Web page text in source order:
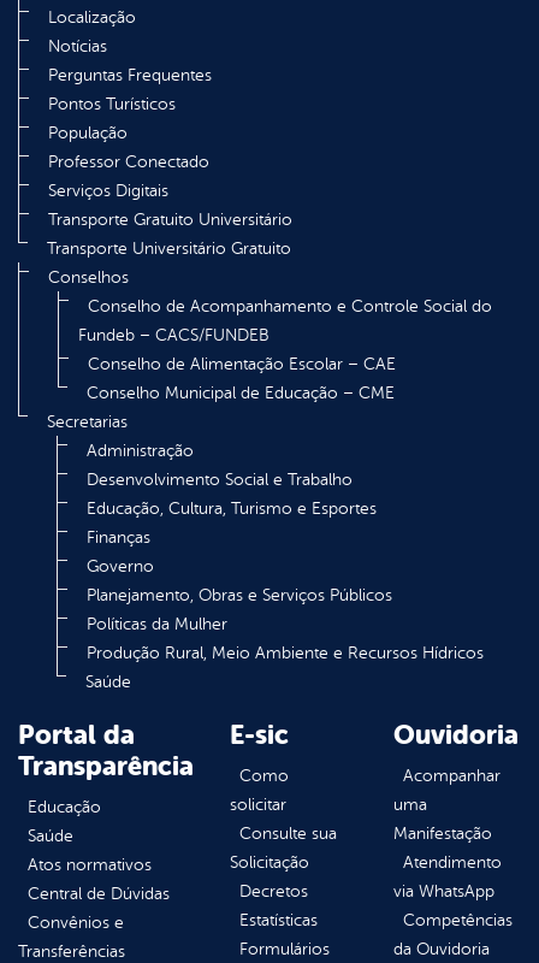
Localização
Notícias
Perguntas Frequentes
Pontos Turísticos
População
Professor Conectado
Serviços Digitais
Transporte Gratuito Universitário
Transporte Universitário Gratuito
Conselhos
Conselho de Acompanhamento e Controle Social do
Fundeb – CACS/FUNDEB
Conselho de Alimentação Escolar – CAE
Conselho Municipal de Educação – CME
Secretarias
Administração
Desenvolvimento Social e Trabalho
Educação, Cultura, Turismo e Esportes
Finanças
Governo
Planejamento, Obras e Serviços Públicos
Políticas da Mulher
Produção Rural, Meio Ambiente e Recursos Hídricos
Saúde
Portal da
Transparência
Educação
Saúde
Atos normativos
Central de Dúvidas
Convênios e
Transferências
E-sic
Como
solicitar
Consulte sua
Solicitação
Decretos
Estatísticas
Formulários
Ouvidoria
Acompanhar
uma
Manifestação
Atendimento
via WhatsApp
Competências
da Ouvidoria